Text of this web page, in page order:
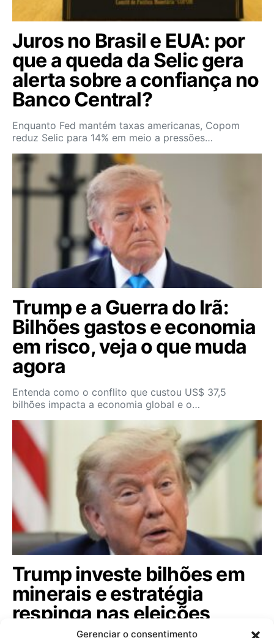
Gerenciar o consentimento
Juros no Brasil e EUA: por
que a queda da Selic gera
alerta sobre a confiança no
Banco Central?
Enquanto Fed mantém taxas americanas, Copom
reduz Selic para 14% em meio a pressões…
Trump e a Guerra do Irã:
Bilhões gastos e economia
em risco, veja o que muda
agora
Entenda como o conflito que custou US$ 37,5
bilhões impacta a economia global e o…
Trump investe bilhões em
minerais e estratégia
respinga nas eleições
brasileiras; veja